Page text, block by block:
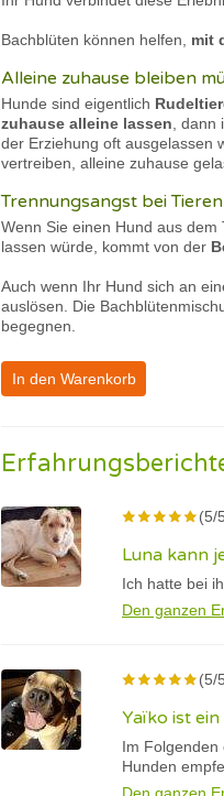
Bachblüten können helfen, mit
Alleine zuhause bleiben
Hunde sind eigentlich
zuhause alleine lassen ,
der Erziehung oft ausgelassen
vertreiben, alleine zuhause
Trennungsangst bei
Wenn Sie einen Hund aus
lassen würde, kommt von der
Auch wenn Ihr Hund sich an
auslösen. Die
begegnen.
In den Warenkorb
(5/
Luna kann
Ich hatte bei
Den ganzen
(5/
Yaïko ist
Im Folgenden
Hunden